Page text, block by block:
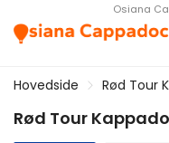
Osiana
Hovedside Rød Tour
Rød Tour